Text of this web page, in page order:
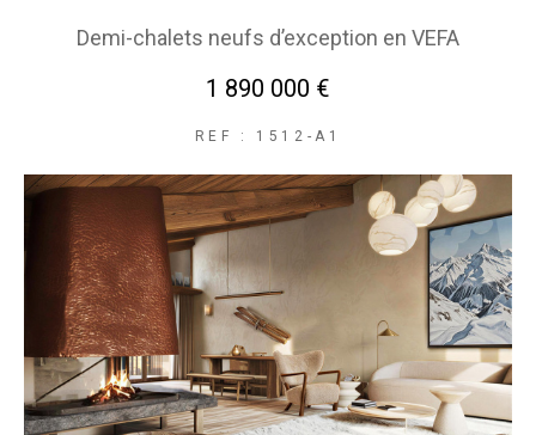
Demi-chalets neufs d’exception en VEFA
1 890 000 €
REF : 1512-A1